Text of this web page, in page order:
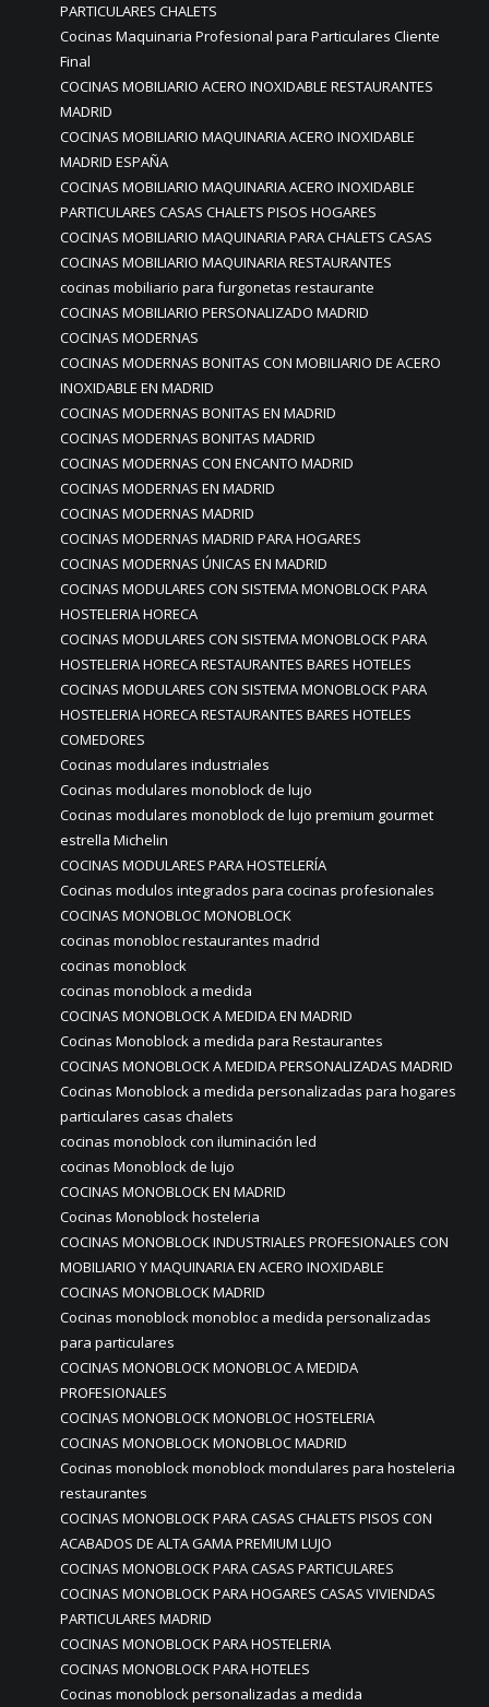
PARTICULARES CHALETS
Cocinas Maquinaria Profesional para Particulares Cliente
Final
COCINAS MOBILIARIO ACERO INOXIDABLE RESTAURANTES
MADRID
COCINAS MOBILIARIO MAQUINARIA ACERO INOXIDABLE
MADRID ESPAÑA
COCINAS MOBILIARIO MAQUINARIA ACERO INOXIDABLE
PARTICULARES CASAS CHALETS PISOS HOGARES
COCINAS MOBILIARIO MAQUINARIA PARA CHALETS CASAS
COCINAS MOBILIARIO MAQUINARIA RESTAURANTES
cocinas mobiliario para furgonetas restaurante
COCINAS MOBILIARIO PERSONALIZADO MADRID
COCINAS MODERNAS
COCINAS MODERNAS BONITAS CON MOBILIARIO DE ACERO
INOXIDABLE EN MADRID
COCINAS MODERNAS BONITAS EN MADRID
COCINAS MODERNAS BONITAS MADRID
COCINAS MODERNAS CON ENCANTO MADRID
COCINAS MODERNAS EN MADRID
COCINAS MODERNAS MADRID
COCINAS MODERNAS MADRID PARA HOGARES
COCINAS MODERNAS ÚNICAS EN MADRID
COCINAS MODULARES CON SISTEMA MONOBLOCK PARA
HOSTELERIA HORECA
COCINAS MODULARES CON SISTEMA MONOBLOCK PARA
HOSTELERIA HORECA RESTAURANTES BARES HOTELES
COCINAS MODULARES CON SISTEMA MONOBLOCK PARA
HOSTELERIA HORECA RESTAURANTES BARES HOTELES
COMEDORES
Cocinas modulares industriales
Cocinas modulares monoblock de lujo
Cocinas modulares monoblock de lujo premium gourmet
estrella Michelin
COCINAS MODULARES PARA HOSTELERÍA
Cocinas modulos integrados para cocinas profesionales
COCINAS MONOBLOC MONOBLOCK
cocinas monobloc restaurantes madrid
cocinas monoblock
cocinas monoblock a medida
COCINAS MONOBLOCK A MEDIDA EN MADRID
Cocinas Monoblock a medida para Restaurantes
COCINAS MONOBLOCK A MEDIDA PERSONALIZADAS MADRID
Cocinas Monoblock a medida personalizadas para hogares
particulares casas chalets
cocinas monoblock con iluminación led
cocinas Monoblock de lujo
COCINAS MONOBLOCK EN MADRID
Cocinas Monoblock hosteleria
COCINAS MONOBLOCK INDUSTRIALES PROFESIONALES CON
MOBILIARIO Y MAQUINARIA EN ACERO INOXIDABLE
COCINAS MONOBLOCK MADRID
Cocinas monoblock monobloc a medida personalizadas
para particulares
COCINAS MONOBLOCK MONOBLOC A MEDIDA
PROFESIONALES
COCINAS MONOBLOCK MONOBLOC HOSTELERIA
COCINAS MONOBLOCK MONOBLOC MADRID
Cocinas monoblock monoblock mondulares para hosteleria
restaurantes
COCINAS MONOBLOCK PARA CASAS CHALETS PISOS CON
ACABADOS DE ALTA GAMA PREMIUM LUJO
COCINAS MONOBLOCK PARA CASAS PARTICULARES
COCINAS MONOBLOCK PARA HOGARES CASAS VIVIENDAS
PARTICULARES MADRID
COCINAS MONOBLOCK PARA HOSTELERIA
COCINAS MONOBLOCK PARA HOTELES
Cocinas monoblock personalizadas a medida